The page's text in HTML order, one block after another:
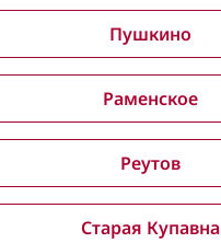
Пушкино
Раменское
Реутов
Старая Купавна